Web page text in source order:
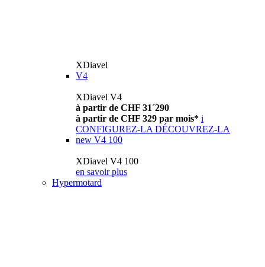
XDiavel
V4
XDiavel V4
à partir de CHF 31´290
à partir de CHF 329 par mois* i
CONFIGUREZ-LA DÉCOUVREZ-LA
new V4 100
XDiavel V4 100
en savoir plus
Hypermotard